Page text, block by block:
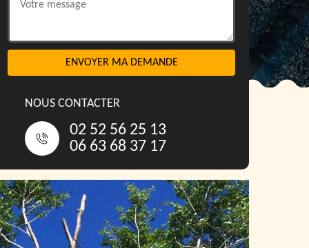
NOUS CONTACTER
02 52 56 25 13
06 63 68 37 17